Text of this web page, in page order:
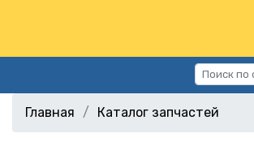
Главная Каталог запчастей